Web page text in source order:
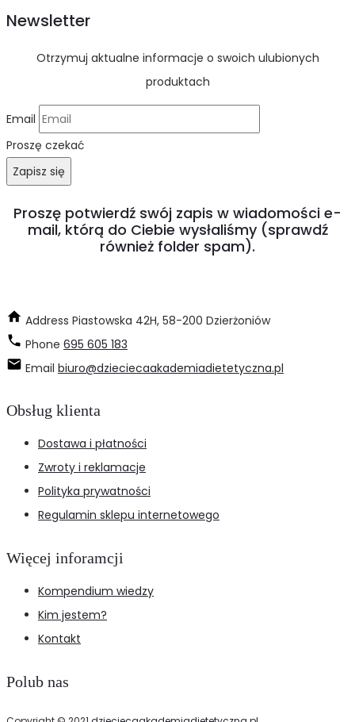
Newsletter
Otrzymuj aktualne informacje o swoich ulubionych
produktach
Email
Proszę czekać
Zapisz się
Proszę potwierdź swój zapis w wiadomości e-
mail, którą do Ciebie wysłaliśmy (sprawdź
również folder spam).
Address Piastowska 42H, 58-200 Dzierżoniów
Phone 695 605 183
Email biuro@dzieciecaakademiadietetyczna.pl
Obsług klienta
Dostawa i płatności
Zwroty i reklamacje
Polityka prywatności
Regulamin sklepu internetowego
Więcej inforamcji
Kompendium wiedzy
Kim jestem?
Kontakt
Polub nas